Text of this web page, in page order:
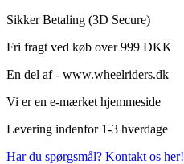
Videre
indhold
Sikker Betaling (3D Secure)
Fri fragt ved køb over 999 DKK
En del af - www.wheelriders.dk
Vi er en e-mærket hjemmeside
Levering indenfor 1-3 hverdage
Har du spørgsmål? Kontakt os her!